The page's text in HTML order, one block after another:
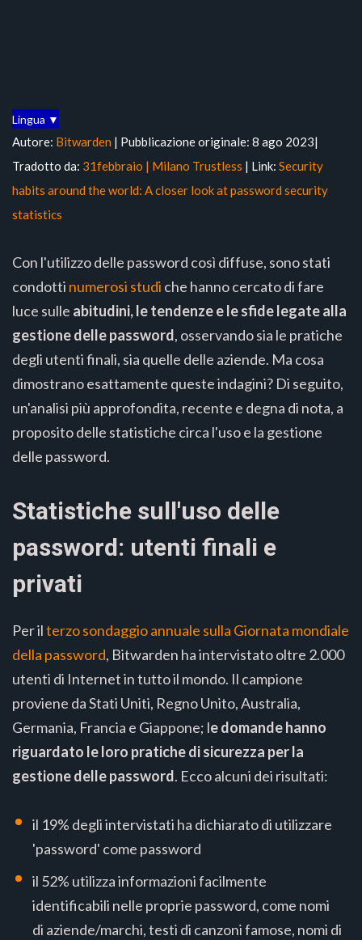
Lingua ▼
Autore: Bitwarden | Pubblicazione originale: 8 ago 2023|
Tradotto da: 31febbraio | Milano Trustless | Link: Security
habits around the world: A closer look at password security
statistics
Con l'utilizzo delle password così diffuse, sono stati
condotti numerosi studi che hanno cercato di fare
luce sulle abitudini, le tendenze e le sfide legate alla
gestione delle password, osservando sia le pratiche
degli utenti finali, sia quelle delle aziende. Ma cosa
dimostrano esattamente queste indagini? Di seguito,
un'analisi più approfondita, recente e degna di nota, a
proposito delle statistiche circa l'uso e la gestione
delle password.
Statistiche sull'uso delle
password: utenti finali e
privati
Per ilterzo sondaggio annuale sulla Giornata mondiale
della password, Bitwarden ha intervistato oltre 2.000
utenti di Internet in tutto il mondo. Il campione
proviene da Stati Uniti, Regno Unito, Australia,
Germania, Francia e Giappone; le domande hanno
riguardato le loro pratiche di sicurezza per la
gestione delle password. Ecco alcuni dei risultati:
il 19% degli intervistati ha dichiarato di utilizzare
'password' come password
il 52% utilizza informazioni facilmente
identificabili nelle proprie password, come nomi
di aziende/marchi, testi di canzoni famose, nomi di